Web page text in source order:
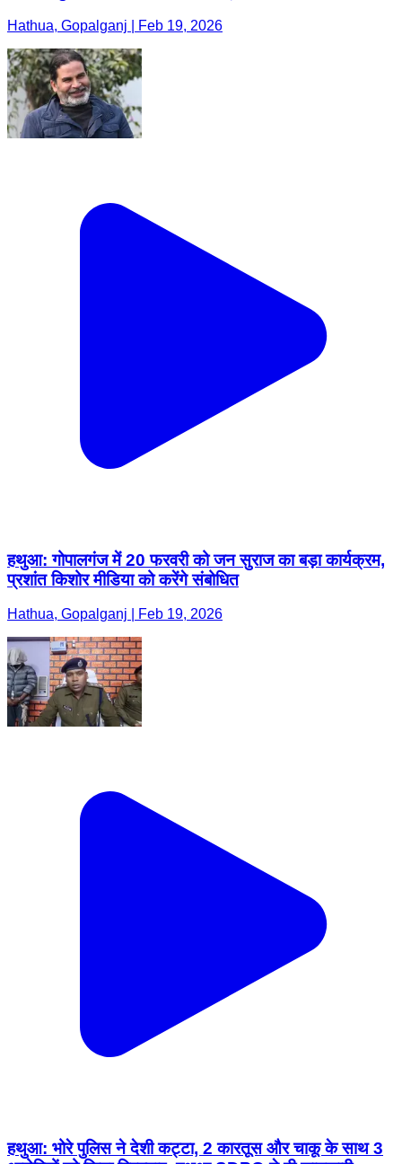
Hathua, Gopalganj | Feb 19, 2026
हथुआ: गोपालगंज में 20 फरवरी को जन सुराज का बड़ा कार्यक्रम,
प्रशांत किशोर मीडिया को करेंगे संबोधित
Hathua, Gopalganj | Feb 19, 2026
हथुआ: भोरे पुलिस ने देशी कट्टा, 2 कारतूस और चाकू के साथ 3